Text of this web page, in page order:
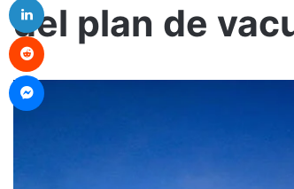
del plan de
Reddit